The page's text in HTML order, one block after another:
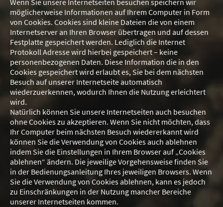
Wenn Sie unsere Internetseiten besuchen speichern wir
möglicherweise Informationen auf Ihrem Computer in Form
von Cookies. Cookies sind kleine Dateien die von einem
Internetserver an Ihren Browser übertragen und auf dessen
Festplatte gespeichert werden. Lediglich die Internet
Protokoll Adresse wird hierbei gespeichert – keine
personenbezogenen Daten. Diese Information die in den
Cookies gespeichert wird erlaubt es, Sie bei dem nächsten
Besuch auf unserer Internetseite automatisch
wiederzuerkennen, wodurch Ihnen die Nutzung erleichtert
wird.
Natürlich können Sie unsere Internetseiten auch besuchen
ohne Cookies zu akzeptieren. Wenn Sie nicht möchten, dass
Ihr Computer beim nächsten Besuch wiedererkannt wird
können Sie die Verwendung von Cookies auch ablehnen
indem Sie die Einstellungen in Ihrem Browser auf „Cookies
ablehnen“ ändern. Die jeweilige Vorgehensweise finden Sie
in der Bedienungsanleitung Ihres jeweiligen Browsers. Wenn
Sie die Verwendung von Cookies ablehnen, kann es jedoch
zu Einschränkungen in der Nutzung mancher Bereiche
unserer Internetseiten kommen.